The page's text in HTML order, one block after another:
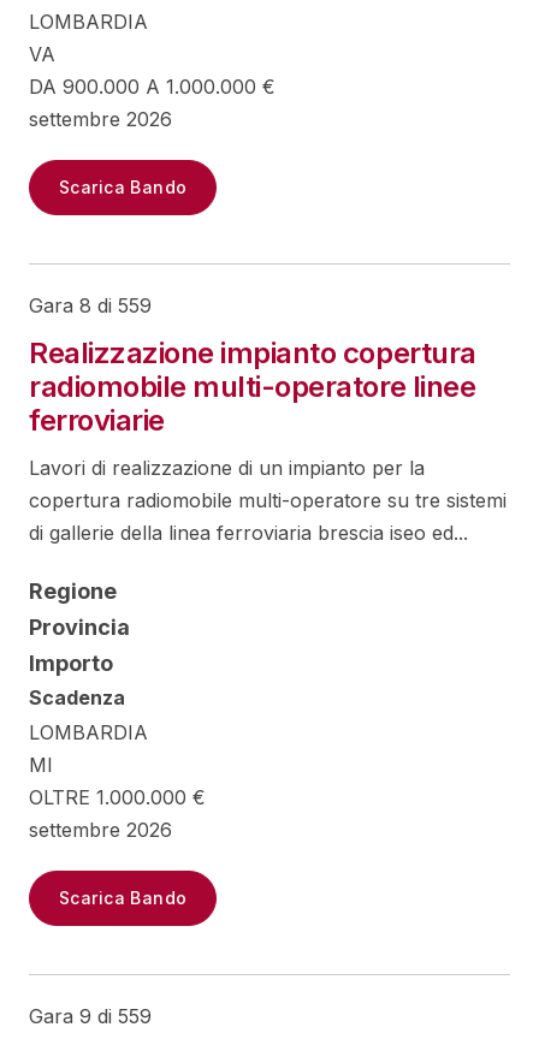
LOMBARDIA
VA
DA 900.000 A 1.000.000 €
settembre 2026
Scarica Bando
Gara 8 di 559
Realizzazione impianto copertura
radiomobile multi-operatore linee
ferroviarie
Lavori di realizzazione di un impianto per la
copertura radiomobile multi-operatore su tre sistemi
di gallerie della linea ferroviaria brescia iseo ed...
Regione
Provincia
Importo
Scadenza
LOMBARDIA
MI
OLTRE 1.000.000 €
settembre 2026
Scarica Bando
Gara 9 di 559